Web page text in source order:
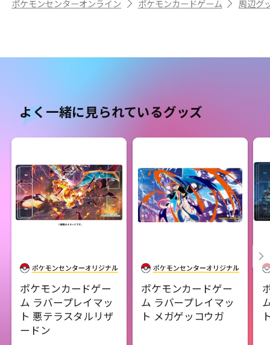
ポケモンセンターオンライン ポケモンカードゲーム 周辺グ
よく一緒に見られているグッズ
ポケモンカードゲー
ム ラバープレイマッ
ト 悪テラスタルリザ
ードン
ポケモンカードゲー
ム ラバープレイマッ
ト メガゲッコウガ